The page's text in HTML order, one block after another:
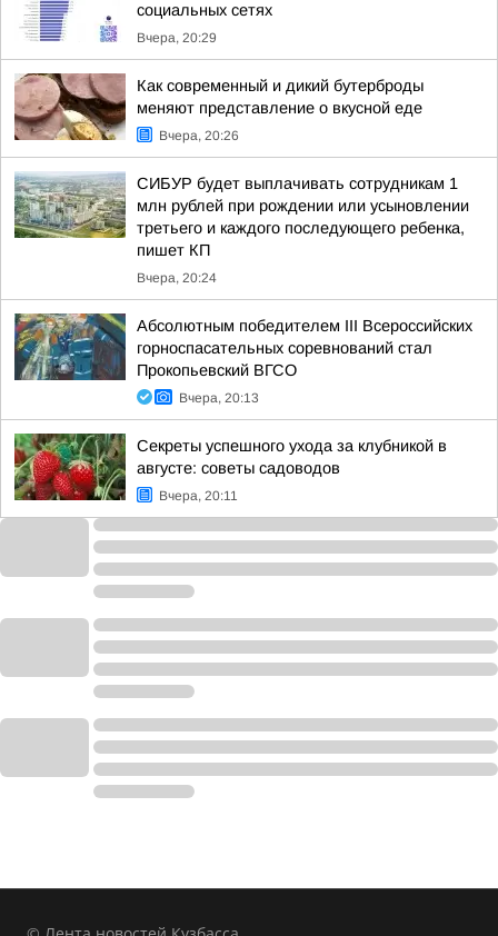
социальных сетях
Вчера, 20:29
Как современный и дикий бутерброды
меняют представление о вкусной еде
Вчера, 20:26
СИБУР будет выплачивать сотрудникам 1
млн рублей при рождении или усыновлении
третьего и каждого последующего ребенка,
пишет КП
Вчера, 20:24
Абсолютным победителем III Всероссийских
горноспасательных соревнований стал
Прокопьевский ВГСО
Вчера, 20:13
Секреты успешного ухода за клубникой в
августе: советы садоводов
Вчера, 20:11